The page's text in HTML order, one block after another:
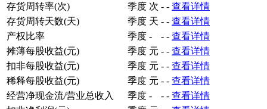
存货周转率(次) 季度 次 - - 查看详情
存货周转天数(天)
季度 天 - - 查看详情
产权比率
季度 - - - 查看详情
摊薄每股收益(元)
季度 元 - - 查看详情
扣非每股收益(元)
季度 元 - - 查看详情
稀释每股收益(元)
季度 元 - - 查看详情
经营净现金流/营业总收入
季度 - - - 查看详情